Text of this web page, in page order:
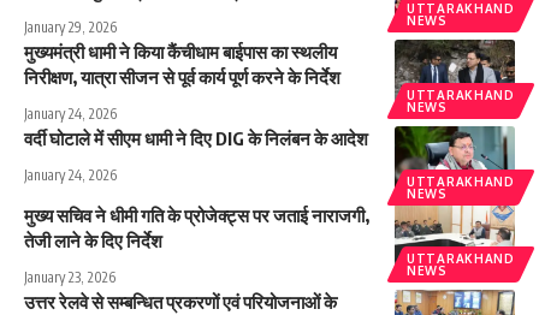
UTTARAKHAND
NEWS
January 29, 2026
UTTARAKHAND
NEWS
मुख्यमंत्री धामी ने किया कैंचीधाम बाईपास का स्थलीय
निरीक्षण, यात्रा सीजन से पूर्व कार्य पूर्ण करने के निर्देश
January 24, 2026
UTTARAKHAND
NEWS
वर्दी घोटाले में सीएम धामी ने दिए DIG के निलंबन के आदेश
January 24, 2026
UTTARAKHAND
NEWS
मुख्य सचिव ने धीमी गति के प्रोजेक्ट्स पर जताई नाराजगी,
तेजी लाने के दिए निर्देश
January 23, 2026
उत्तर रेलवे से सम्बन्धित प्रकरणों एवं परियोजनाओं के